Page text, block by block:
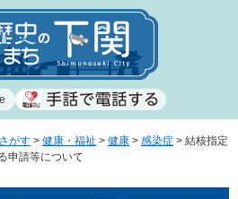
がす > 健康・福祉 > 健康 > 感染症 > 結核指定
申請等について